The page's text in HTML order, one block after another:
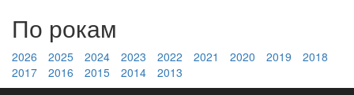
По рокам
2026 2025 2024 2023 2022 2021 2020 2019
2018
2017
2016 2015 2014 2013